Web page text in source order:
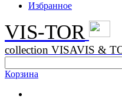
Избранное
VIS-TOR
collection VISAVIS &
Корзина